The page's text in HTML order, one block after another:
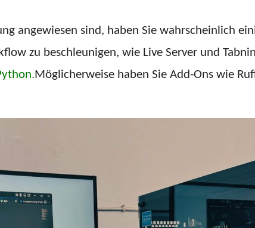
angewiesen sind, haben Sie wahrscheinlich
zu beschleunigen, wie Live Server und
Möglicherweise haben Sie Add-Ons wie